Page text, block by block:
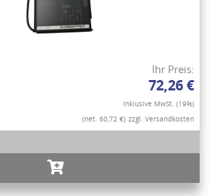
Ihr Preis:
72,26 €
Inklusive MwSt. (19%)
(net. 60,72 €) zzgl. Versandkosten